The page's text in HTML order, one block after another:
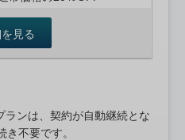
見る
ンは、契約が自動継続とな
き不要です。